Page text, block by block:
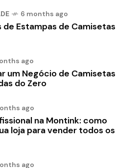
6 months ago
de Estampas de Camisetas
ago
um Negócio de Camisetas
do Zero
ago
na Montink: como
loja para vender todos os
ago